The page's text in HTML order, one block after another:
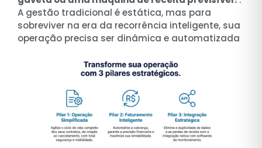
A gestão tradicional é estática, mas para
sobreviver na era da recorrência inteligente, sua
operação precisa ser dinâmica e automatizada